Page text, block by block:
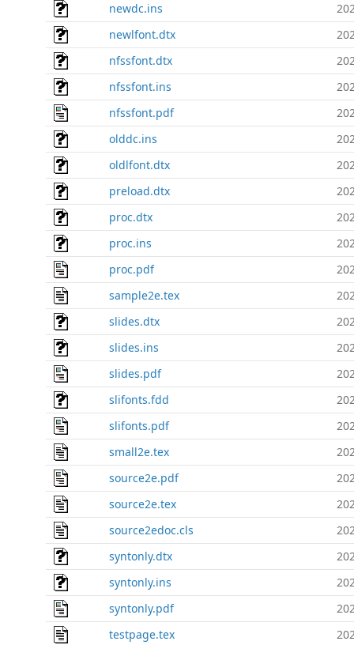
newdc.ins
newlfont.dtx
nfssfont.dtx
nfssfont.ins
nfssfont.pdf
olddc.ins
oldlfont.dtx
preload.dtx
proc.dtx
proc.ins
proc.pdf
sample2e.tex
slides.dtx
slides.ins
slides.pdf
slifonts.fdd
slifonts.pdf
small2e.tex
source2e.pdf
source2e.tex
source2edoc.cls
syntonly.dtx
syntonly.ins
syntonly.pdf
testpage.tex